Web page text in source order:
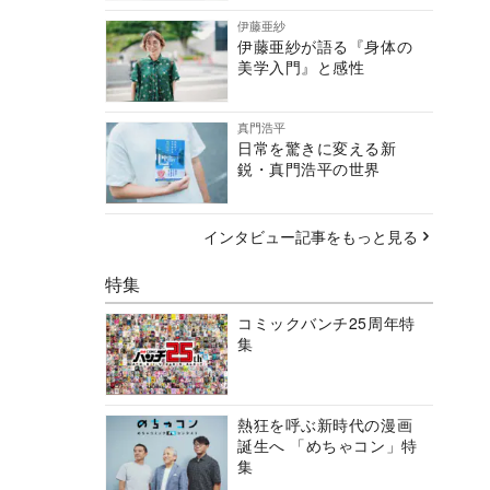
伊藤亜紗
伊藤亜紗が語る『身体の
美学入門』と感性
真門浩平
日常を驚きに変える新
鋭・真門浩平の世界
インタビュー記事をもっと見る
特集
コミックバンチ25周年特
集
熱狂を呼ぶ新時代の漫画
誕生へ 「めちゃコン」特
集